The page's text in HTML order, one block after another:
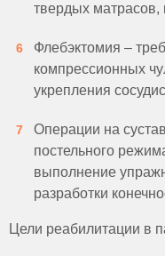
твердых матрасов,
Флебэктомия –
компрессионных
укрепления
Операции на
постельного
выполнение
разработки
Цели реабилитации в